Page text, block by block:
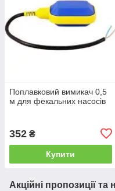
Поплавковий вимикач 0,5
м для фекальних насосів
352 ₴
Купити
Акційні пропозиції та